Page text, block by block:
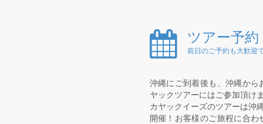
ツアー予約
前日のご予約も大歓迎
沖縄にご到着後も、沖縄から
ヤックツアーにはご参加頂け
カヤックイーズのツアーは沖
開催！お客様のご旅程に合わ